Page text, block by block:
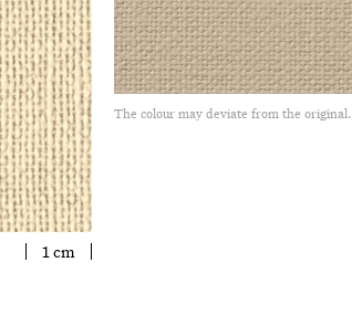
1 cm
The colour may deviate from the original.